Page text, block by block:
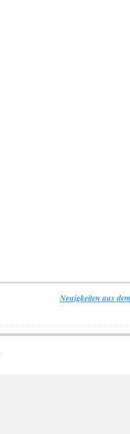
Neuigkeiten aus